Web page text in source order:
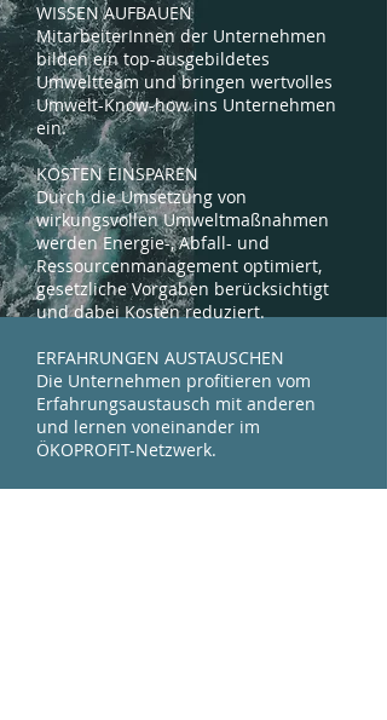
WISSEN AUFBAUEN
MitarbeiterInnen der Unternehmen
bilden ein top-ausgebildetes
Umweltteam und bringen wertvolles
Umwelt-Know-how ins Unternehmen
ein.
KOSTEN EINSPAREN
Durch die Umsetzung von
wirkungsvollen Umweltmaßnahmen
werden Energie-, Abfall- und
Ressourcenmanagement optimiert,
gesetzliche Vorgaben berücksichtigt
und dabei Kosten reduziert.
ERFAHRUNGEN AUSTAUSCHEN
Die Unternehmen profitieren vom
Erfahrungsaustausch mit anderen
und lernen voneinander im
ÖKOPROFIT-Netzwerk.
UNTERNEHMEN ZERTIFIZIEREN